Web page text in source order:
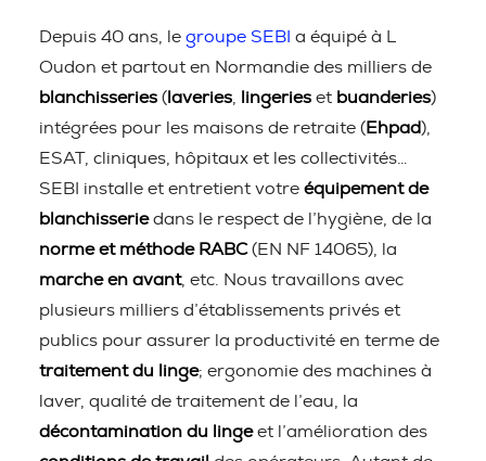
Depuis 40 ans, le groupe SEBI a équipé à L
Oudon et partout en Normandie des milliers de
blanchisseries ( laveries lingeries et buanderies)
intégrées pour les maisons de retraite (Ehpad),
ESAT, cliniques, hôpitaux et les collectivités…
SEBI installe et entretient votre équipement de
blanchisseriedans le respect de l’hygiène, de la
norme et méthode RABC(EN NF 14065), la
marche en avant, etc. Nous travaillons avec
plusieurs milliers d’établissements privés et
publics pour assurer la productivité en terme de
traitement du linge; ergonomie des machines à
laver, qualité de traitement de l’eau, la
décontamination du lingeet l’amélioration des